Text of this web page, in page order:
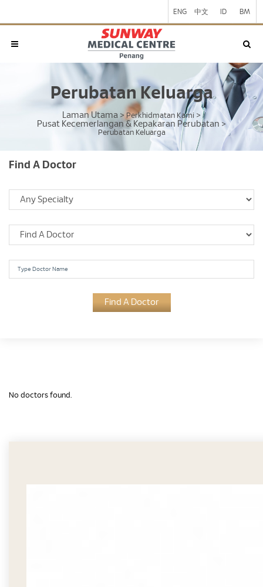
ENG 中文 ID BM
Perubatan Keluarga
Laman Utama > Perkhidmatan Kami >
Pusat Kecemerlangan & Kepakaran Perubatan >
Perubatan Keluarga
Find A Doctor
Find A Doctor
No doctors found.